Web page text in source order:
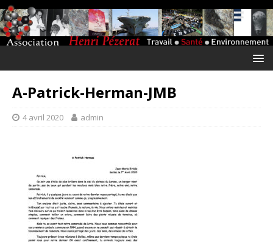
A-Patrick-Herman-JMB
4 avril 2020 admin